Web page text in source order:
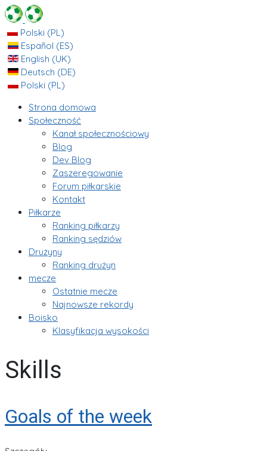
Polski (PL)
Español (ES)
English (UK)
Deutsch (DE)
Polski (PL)
Strona domowa
Społeczność
Kanał społecznościowy
Blog
Dev Blog
Zaszeregowanie
Forum piłkarskie
Kontakt
Piłkarze
Ranking piłkarzy
Ranking sędziów
Drużyny
Ranking drużyn
mecze
Ostatnie mecze
Najnowsze rekordy
Boisko
Klasyfikacja wysokości
Skills
Goals of the week